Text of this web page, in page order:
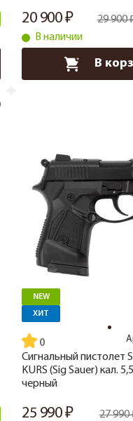
20 900 29 900
В наличии
В
NEW
ХИТ
Сигнальный пистолет
KURS (Sig Sauer) кал.
черный
25 990 27 990